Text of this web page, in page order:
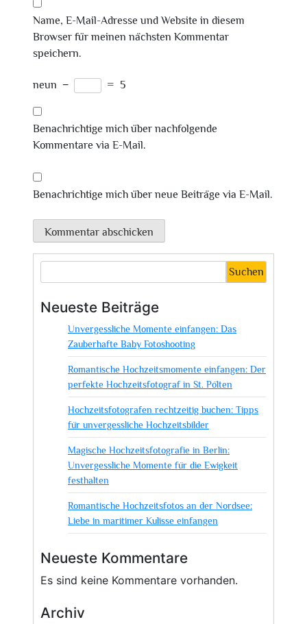
Name, E-Mail-Adresse und Website in diesem
Browser für meinen nächsten Kommentar
speichern.
neun − = 5
Benachrichtige mich über nachfolgende
Kommentare via E-Mail.
Benachrichtige mich über neue Beiträge via E-Mail.
Suchen
Neueste Beiträge
Unvergessliche Momente einfangen: Das
Zauberhafte Baby Fotoshooting
Romantische Hochzeitsmomente einfangen: Der
perfekte Hochzeitsfotograf in St. Pölten
Hochzeitsfotografen rechtzeitig buchen: Tipps
für unvergessliche Hochzeitsbilder
Magische Hochzeitsfotografie in Berlin:
Unvergessliche Momente für die Ewigkeit
festhalten
Romantische Hochzeitsfotos an der Nordsee:
Liebe in maritimer Kulisse einfangen
Neueste Kommentare
Es sind keine Kommentare vorhanden.
Archiv